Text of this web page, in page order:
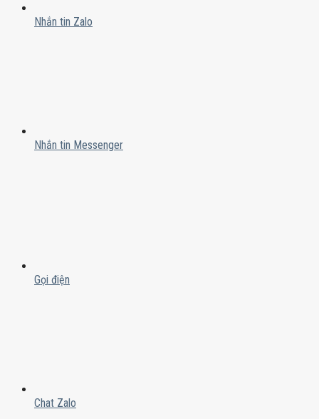
Nhắn tin Zalo
Nhắn tin Messenger
Gọi điện
Chat Zalo